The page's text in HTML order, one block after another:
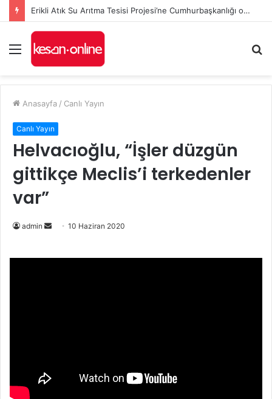
Erikli Atık Su Arıtma Tesisi Projesi’ne Cumhurbaşkanlığı onayı
Menü
...
Anasayfa / Canlı Yayın
Canlı Yayın
Helvacıoğlu, “İşler düzgün
gittikçe Meclis’i terkedenler
var”
admin
Bir
10 Haziran 2020